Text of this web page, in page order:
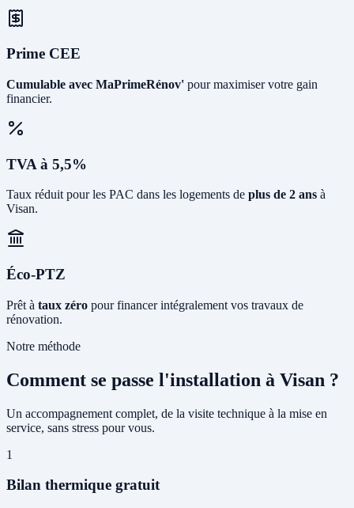
Prime CEE
Cumulable avec MaPrimeRénov' pour maximiser votre gain
financier.
TVA à 5,5%
Taux réduit pour les PAC dans les logements de plus de 2 ans à
Visan.
Éco-PTZ
Prêt à taux zéro pour financer intégralement vos travaux de
rénovation.
Notre méthode
Comment se passe l'installation à Visan ?
Un accompagnement complet, de la visite technique à la mise en
service, sans stress pour vous.
1
Bilan thermique gratuit